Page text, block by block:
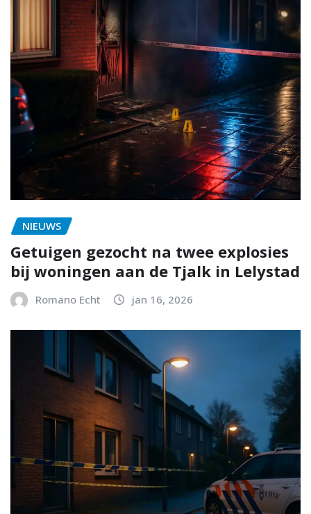
NIEUWS
Getuigen gezocht na twee explosies
bij woningen aan de Tjalk in Lelystad
Romano Echt jan 16, 2026